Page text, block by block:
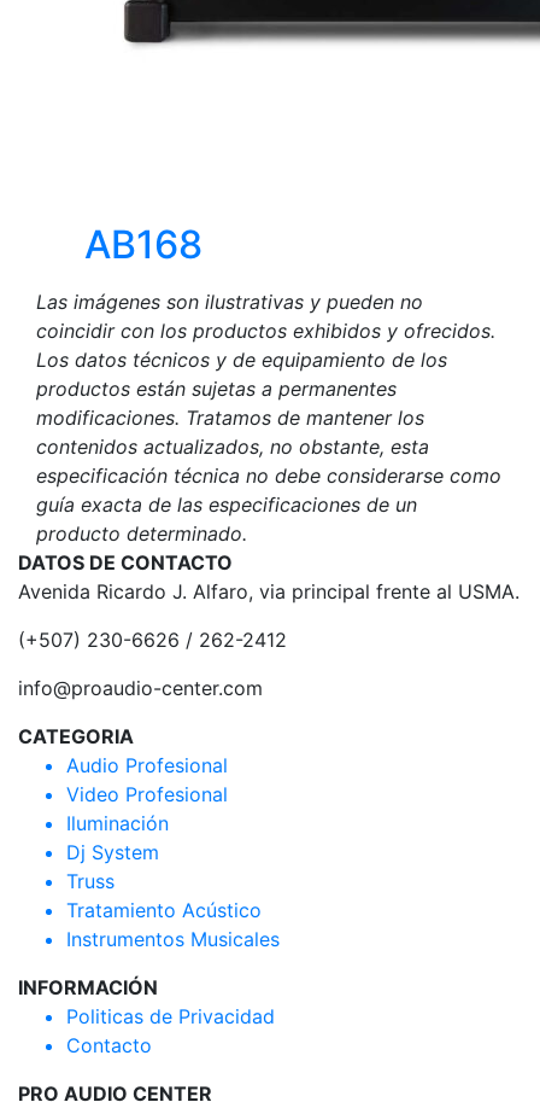
AB168
Las imágenes son ilustrativas y pueden no
coincidir con los productos exhibidos y ofrecidos.
Los datos técnicos y de equipamiento de los
productos están sujetas a permanentes
modificaciones. Tratamos de mantener los
contenidos actualizados, no obstante, esta
especificación técnica no debe considerarse como
guía exacta de las especificaciones de un
producto determinado.
DATOS DE CONTACTO
Avenida Ricardo J. Alfaro, via principal frente al USMA.
(+507) 230-6626 / 262-2412
info@proaudio-center.com
CATEGORIA
Audio Profesional
Video Profesional
Iluminación
Dj System
Truss
Tratamiento Acústico
Instrumentos Musicales
INFORMACIÓN
Politicas de Privacidad
Contacto
PRO AUDIO CENTER